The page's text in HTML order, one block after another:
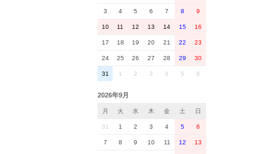
3 4 5 6 7 8 9
10 11 12 13 14 15 16
17 18 19 20 21 22 23
24 25 26 27 28 29 30
31 1 2 3 4 5 6
2026年9月
月 火 水 木 金 土 日
31 1 2 3 4 5 6
7 8 9 10 11 12 13